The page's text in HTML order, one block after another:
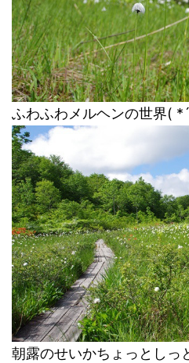
ふわふわメルヘンの世界(
朝露のせいかちょっとしっ